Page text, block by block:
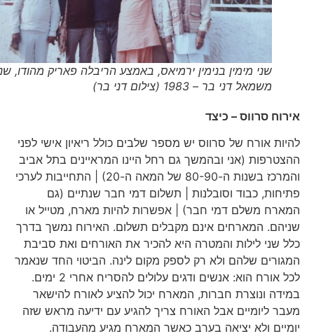
שני מימין בנימין ירמיאס, באמצע הריבלה פאריק מהודו, שני
משמאל דני בר – 1983 (צילום דני בר)
אירוח סרווס – כיצד
להיות אורח של סרווס יש מספר שלבים כולל ריאיון אישי לפני
ההצטרפות (אני ובהמשך גם רחל היינו המראיינים בתל אביב
והמרכז בשנות ה-80-90 של המאה ה-20) | התחייבות לערכי
פתיחות, כבוד וסובלנות | תשלום דמי חבר שנתיים (גם
המארח משלם דמי חבר) | אפשרות להיות מארח, מטייל או
שניהם. המארחים אינם מקבלים תשלום. האירוח נמשך בדרך
כלל שני לילות והמטרה היא להכיר את האורחים ואת סביבת
המגורים שלהם ולא רק לספק מקום לינה. הביטוי החד שנאמר
לכל אורח הוא: אנשים ודגים עלולים להסריח אחרי 2 ימים.
במידה ונוצרת חברות, המארח יכול להציע לאורח להישאר
מעבר ליומיים אבל האורח צריך להגיע עם ידיעה מראש שזה
יומיים ולא יציאה בערב כאשר המארח מגיע מהעבודה.